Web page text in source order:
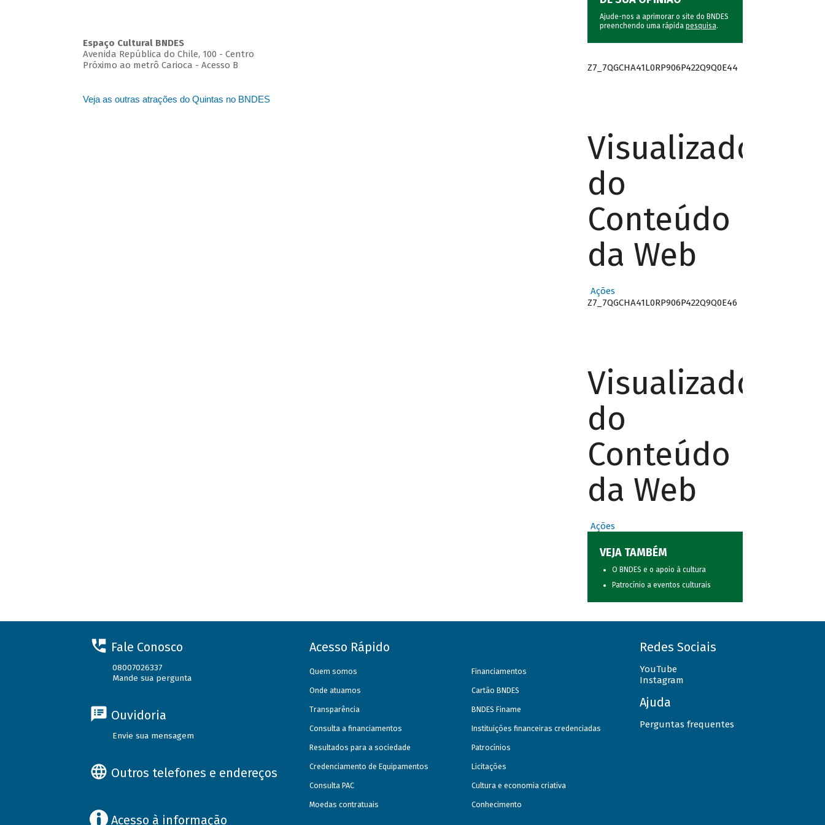
Espaço Cultural BNDES
Avenida República do Chile, 100 - Centro
Próximo ao metrô Carioca - Acesso B
Veja as outras atrações do Quintas no BNDES
Ajude-nos a aprimorar o site do BNDES
preenchendo uma rápida pesquisa.
Z7_7QGCHA41L0RP906P422Q9Q0E44
Visualizador
do
Conteúdo
da Web
Ações
Z7_7QGCHA41L0RP906P422Q9Q0E46
Visualizador
do
Conteúdo
da Web
Ações
VEJA TAMBÉM
O BNDES e o apoio à cultura
Patrocínio a eventos culturais
Fale Conosco
08007026337
Mande sua pergunta
Ouvidoria
Envie sua mensagem
Outros telefones e endereços
Acesso à informação
Acesso Rápido
Quem somos
Onde atuamos
Transparência
Consulta a financiamentos
Resultados para a sociedade
Credenciamento de Equipamentos
Consulta PAC
Moedas contratuais
Financiamentos
Cartão BNDES
BNDES Finame
Instituições financeiras credenciadas
Patrocínios
Licitações
Cultura e economia criativa
Conhecimento
Redes Sociais
YouTube
Instagram
Ajuda
Perguntas frequentes